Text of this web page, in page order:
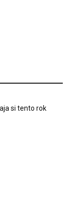
si tento rok